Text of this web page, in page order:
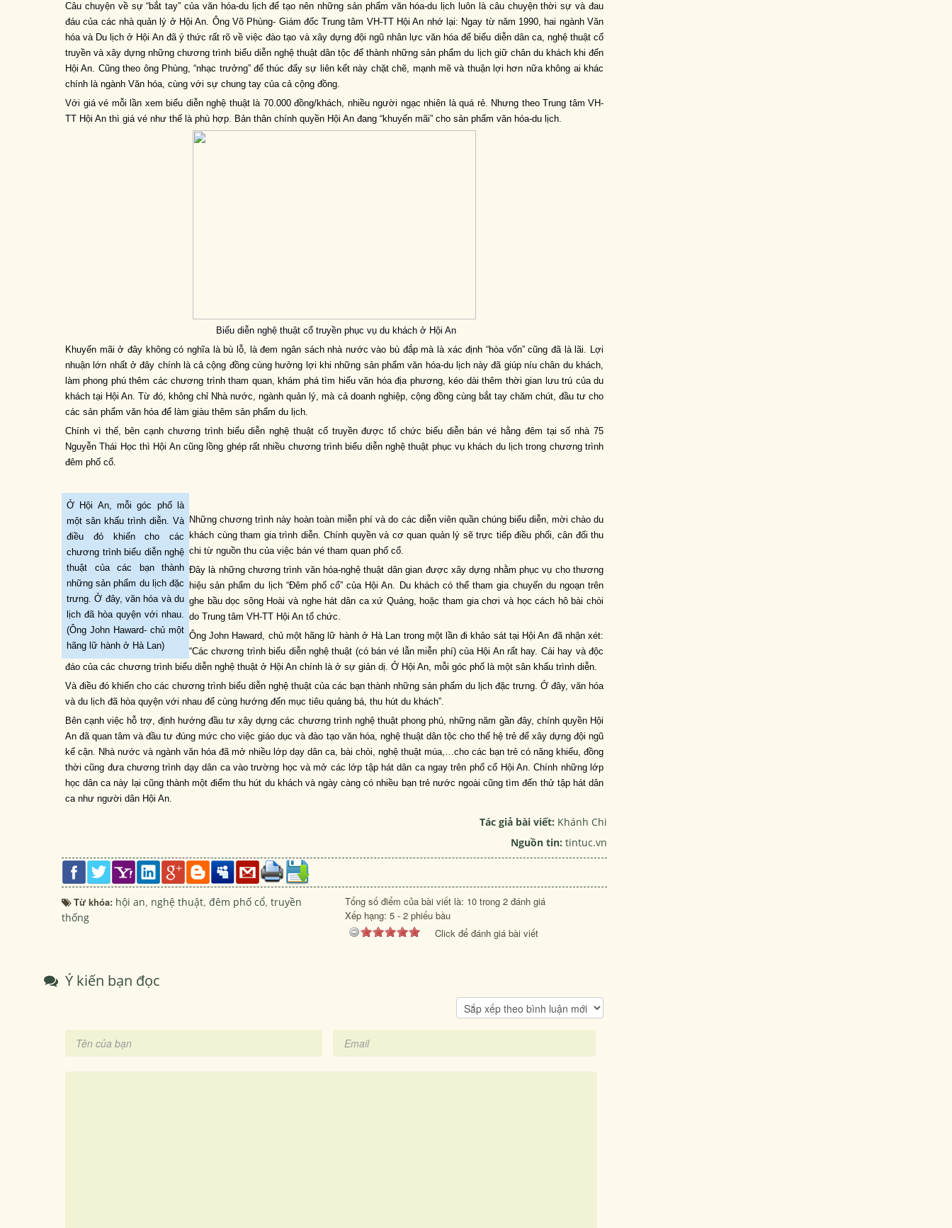
Câu chuyện về sự “bắt tay” của văn hóa-du lịch để tạo nên những sản phẩm văn hóa-du lịch luôn là câu chuyện thời sự và đau
đáu của các nhà quản lý ở Hội An. Ông Võ Phùng- Giám đốc Trung tâm VH-TT Hội An nhớ lại: Ngay từ năm 1990, hai ngành Văn
hóa và Du lịch ở Hội An đã ý thức rất rõ về việc đào tạo và xây dựng đội ngũ nhân lực văn hóa để biểu diễn dân ca, nghệ thuật cổ
truyền và xây dựng những chương trình biểu diễn nghệ thuật dân tộc để thành những sản phẩm du lịch giữ chân du khách khi đến
Hội An. Cũng theo ông Phùng, “nhạc trưởng” để thúc đẩy sự liên kết này chặt chẽ, mạnh mẽ và thuận lợi hơn nữa không ai khác
chính là ngành Văn hóa, cùng với sự chung tay của cả cộng đồng.
Với giá vé mỗi lần xem biểu diễn nghệ thuật là 70.000 đồng/khách, nhiều người ngạc nhiên là quá rẻ. Nhưng theo Trung tâm VH-
TT Hội An thì giá vé như thế là phù hợp. Bản thân chính quyền Hội An đang “khuyến mãi” cho sản phẩm văn hóa-du lịch.
Biểu diễn nghệ thuật cổ truyền phục vụ du khách ở Hội An
Khuyến mãi ở đây không có nghĩa là bù lỗ, là đem ngân sách nhà nước vào bù đắp mà là xác định “hòa vốn” cũng đã là lãi. Lợi
nhuận lớn nhất ở đây chính là cả cộng đồng cùng hưởng lợi khi những sản phẩm văn hóa-du lịch này đã giúp níu chân du khách,
làm phong phú thêm các chương trình tham quan, khám phá tìm hiểu văn hóa địa phương, kéo dài thêm thời gian lưu trú của du
khách tại Hội An. Từ đó, không chỉ Nhà nước, ngành quản lý, mà cả doanh nghiệp, cộng đồng cùng bắt tay chăm chút, đầu tư cho
các sản phẩm văn hóa để làm giàu thêm sản phẩm du lịch.
Chính vì thế, bên cạnh chương trình biểu diễn nghệ thuật cổ truyền được tổ chức biểu diễn bán vé hằng đêm tại số nhà 75
Nguyễn Thái Học thì Hội An cũng lồng ghép rất nhiều chương trình biểu diễn nghệ thuật phục vụ khách du lịch trong chương trình
đêm phố cổ.
Ở Hội An, mỗi góc phố là
một sân khấu trình diễn. Và
điều đó khiến cho các
chương trình biểu diễn nghệ
thuật của các bạn thành
những sản phẩm du lịch đặc
trưng. Ở đây, văn hóa và du
lịch đã hòa quyện với nhau.
(Ông John Haward- chủ một
hãng lữ hành ở Hà Lan)
Những chương trình này hoàn toàn miễn phí và do các diễn viên quần chúng biểu diễn, mời chào du
khách cùng tham gia trình diễn. Chính quyền và cơ quan quản lý sẽ trực tiếp điều phối, cân đối thu
chi từ nguồn thu của việc bán vé tham quan phố cổ.
Đây là những chương trình văn hóa-nghệ thuật dân gian được xây dựng nhằm phục vụ cho thương
hiệu sản phẩm du lịch “Đêm phố cổ” của Hội An. Du khách có thể tham gia chuyến du ngoạn trên
ghe bầu dọc sông Hoài và nghe hát dân ca xứ Quảng, hoặc tham gia chơi và học cách hô bài chòi
do Trung tâm VH-TT Hội An tổ chức.
Ông John Haward, chủ một hãng lữ hành ở Hà Lan trong một lần đi khảo sát tại Hội An đã nhận xét:
“Các chương trình biểu diễn nghệ thuật (có bán vé lẫn miễn phí) của Hội An rất hay. Cái hay và độc
đáo của các chương trình biểu diễn nghệ thuật ở Hội An chính là ở sự giản dị. Ở Hội An, mỗi góc phố là một sân khấu trình diễn.
Và điều đó khiến cho các chương trình biểu diễn nghệ thuật của các bạn thành những sản phẩm du lịch đặc trưng. Ở đây, văn hóa
và du lịch đã hòa quyện với nhau để cùng hướng đến mục tiêu quảng bá, thu hút du khách”.
Bên cạnh việc hỗ trợ, định hướng đầu tư xây dựng các chương trình nghệ thuật phong phú, những năm gần đây, chính quyền Hội
An đã quan tâm và đầu tư đúng mức cho việc giáo dục và đào tạo văn hóa, nghệ thuật dân tộc cho thế hệ trẻ để xây dựng đội ngũ
kế cận. Nhà nước và ngành văn hóa đã mở nhiều lớp dạy dân ca, bài chòi, nghệ thuật múa,…cho các bạn trẻ có năng khiếu, đồng
thời cũng đưa chương trình dạy dân ca vào trường học và mở các lớp tập hát dân ca ngay trên phố cổ Hội An. Chính những lớp
học dân ca này lại cũng thành một điểm thu hút du khách và ngày càng có nhiều bạn trẻ nước ngoài cũng tìm đến thử tập hát dân
ca như người dân Hội An.
Tác giả bài viết: Khánh Chi
Nguồn tin: tintuc.vn
Từ khóa: hội an, nghệ thuật, đêm phố cổ, truyền
thống
Tổng số điểm của bài viết là: 10 trong 2 đánh giá
Xếp hạng: 5 - 2 phiếu bầu
Click để đánh giá bài viết
Ý kiến bạn đọc